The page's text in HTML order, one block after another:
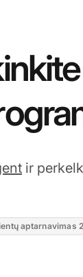
ir
aptarnavimas